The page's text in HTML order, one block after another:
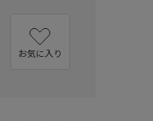
お気に入り